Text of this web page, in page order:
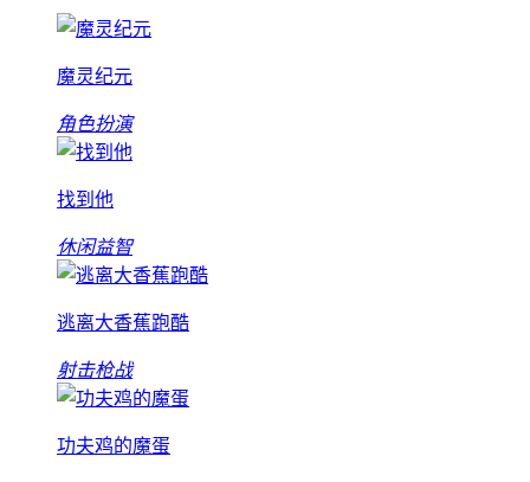
魔灵纪元
角色扮演
找到他
休闲益智
逃离大香蕉跑酷
射击枪战
功夫鸡的魔蛋